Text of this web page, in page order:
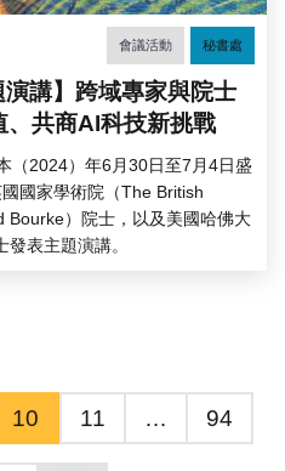
會議活動 秘書處
演講】跨域專家與院士
、共商AI科技新挑戰
（2024）年6月30日至7月4日盛
國家學術院（The British
Bourke）院士，以及美國哈佛大
表主題演講。
10 11 … 94